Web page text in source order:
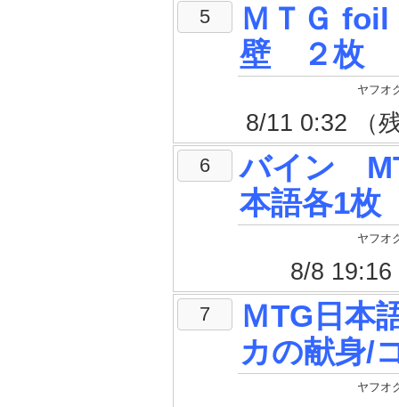
5
ＭＴＧ
壁 ２枚
ヤフオ
8/11 0:32 （
6
バイン
本語各1枚
ヤフオ
8/8
7
ＭTG日本
カの献身/
ヤフオ